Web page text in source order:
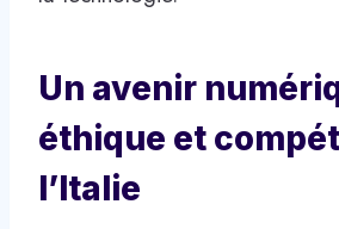
Un avenir
éthique et
l’Italie